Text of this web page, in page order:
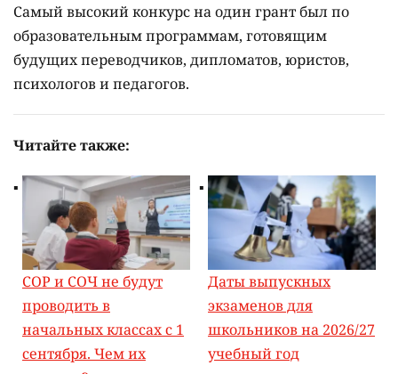
Самый высокий конкурс на один грант был по
образовательным программам, готовящим
будущих переводчиков, дипломатов, юристов,
психологов и педагогов.
Читайте также:
СОР и СОЧ не будут
проводить в
начальных классах с 1
сентября. Чем их
Даты выпускных
экзаменов для
школьников на 2026/27
учебный год